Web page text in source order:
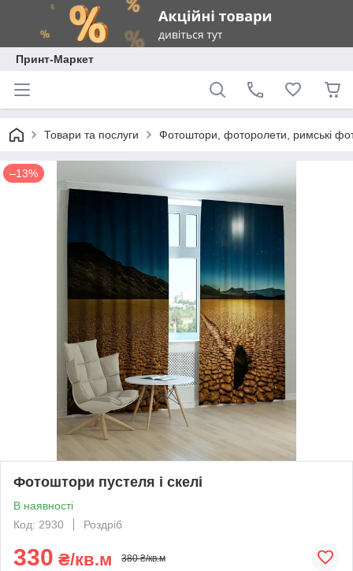
Принт-Маркет
Товари та послуги Фотоштори, фоторолети, римські
–13%
Фотоштори пустеля і скелі
В наявності
Код: 2930
Роздріб
330 ₴/кв.м 380 ₴/кв.м